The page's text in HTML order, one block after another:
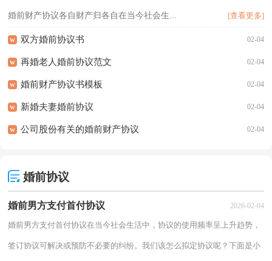
婚前财产协议各自财产归各自在当今社会生... [查看更多]
w 双方婚前协议书 02-04
w 再婚老人婚前协议范文 02-04
w 婚前财产协议书模板 02-04
w 新婚夫妻婚前协议 02-04
w 公司股份有关的婚前财产协议 02-04
婚前协议
婚前男方支付首付协议 2026-02-04
婚前男方支付首付协议在当今社会生活中，协议的使用频率呈上升趋势，
签订协议可解决或预防不必要的纠纷。我们该怎么拟定协议呢？下面是小